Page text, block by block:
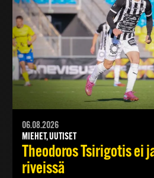
06.08.2026
MIEHET, UUTISET
Theodoros Tsirigotis ei
riveissä